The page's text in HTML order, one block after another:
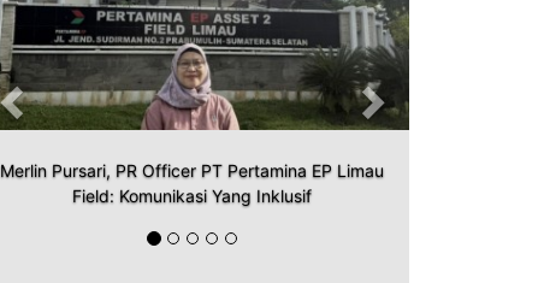
Merlin Pursari, PR Officer PT Pertamina EP Limau
Field: Komunikasi Yang Inklusif